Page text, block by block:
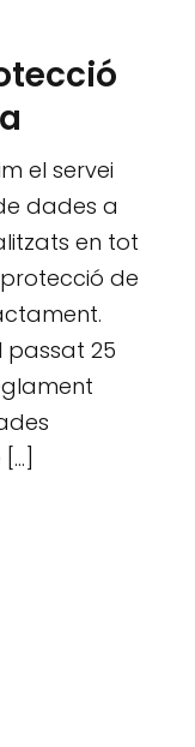
el servei
dades a
en tot
de
passat 25